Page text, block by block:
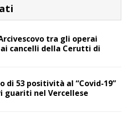
tra gli operai
cancelli della Cerutti di
di 53 positività al “Covid-19”
guariti nel Vercellese